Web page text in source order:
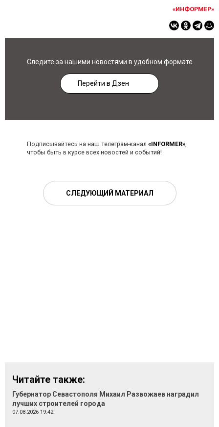
«ИНФОРМЕР»
Следите за нашими новостями в удобном формате
Перейти в Дзен
Подписывайтесь на наш телеграм-канал «INFORMER»,
чтобы быть в курсе всех новостей и событий!
СЛЕДУЮЩИЙ МАТЕРИАЛ
Читайте также:
Губернатор Севастополя Михаил Развожаев наградил
лучших строителей города
07.08.2026 19:42